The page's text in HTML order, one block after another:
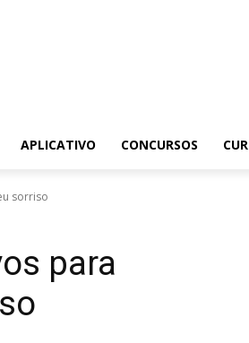
APLICATIVO CONCURSOS
sorriso
para